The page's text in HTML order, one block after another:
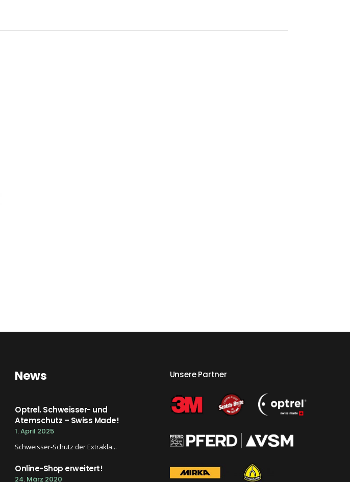
News
Optrel. Schweisser- und
Atemschutz – Swiss Made!
1. April 2025
Schweisser-Schutz der Extrakla...
Online-Shop erweitert!
24. März 2020
Unsere Partner